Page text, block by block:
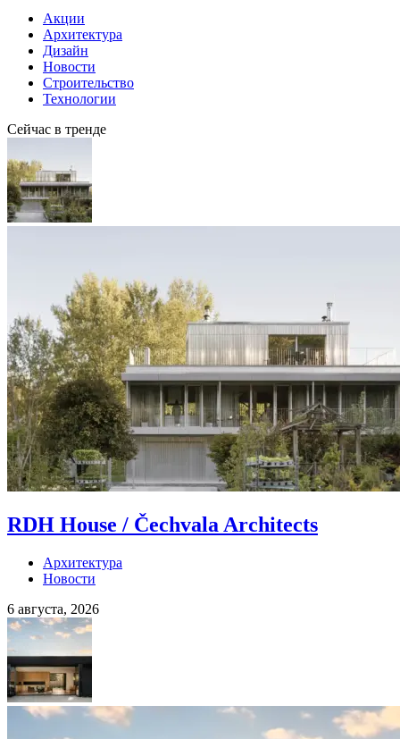
Акции
Архитектура
Дизайн
Новости
Строительство
Технологии
Сейчас в тренде
RDH House / Čechvala Architects
Архитектура
Новости
6 августа, 2026